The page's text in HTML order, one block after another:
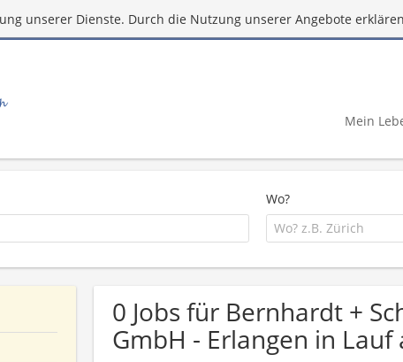
unserer Dienste. Durch die Nutzung unserer Angebote
Mein
Wo?
0 Jobs für Bernhardt +
GmbH - Erlangen in Lauf